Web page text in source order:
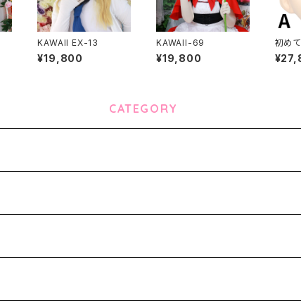
KAWAII EX-13
¥19,800
KAWAII-69
¥19,800
初め
ミア
CATEGORY